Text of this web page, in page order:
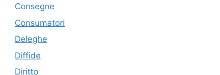
Consegne
Consumatori
Deleghe
Diffide
Diritto